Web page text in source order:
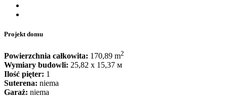
Projekt domu
Powierzchnia całkowita: 170,89 m2
Wymiary budowli: 25,82 x 15,37 м
Ilość pięter: 1
Suterena: niema
Garaż: niema